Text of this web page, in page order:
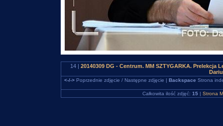
14 | 20140309 DG - Centrum. MM SZTYGARKA.
<-/->Poprzednie zdjęcie / Następne zdjęcie | Backspace Strona
Całkowita ilość zdjęć: 15 | Strona